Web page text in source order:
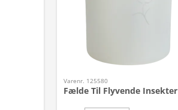
Varenr. 125580
Fælde Til Flyvende Insekter